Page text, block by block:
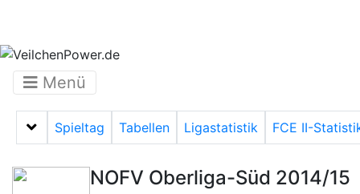
Menü
Menü auf-/zuklappen
Spieltag Tabellen Ligastatistik FCE II-
NOFV Oberliga-Süd 2014/15